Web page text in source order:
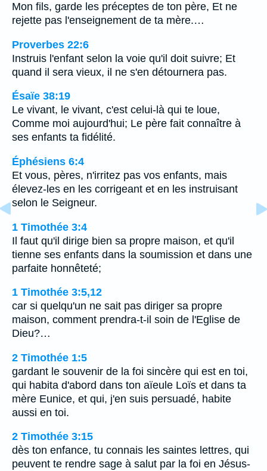
Mon fils, garde les préceptes de ton père, Et ne
rejette pas l'enseignement de ta mère.…
Proverbes 22:6
Instruis l'enfant selon la voie qu'il doit suivre; Et
quand il sera vieux, il ne s'en détournera pas.
Ésaïe 38:19
Le vivant, le vivant, c'est celui-là qui te loue,
Comme moi aujourd'hui; Le père fait connaître à
ses enfants ta fidélité.
Éphésiens 6:4
Et vous, pères, n'irritez pas vos enfants, mais
élevez-les en les corrigeant et en les instruisant
selon le Seigneur.
1 Timothée 3:4
Il faut qu'il dirige bien sa propre maison, et qu'il
tienne ses enfants dans la soumission et dans une
parfaite honnêteté;
1 Timothée 3:5,12
car si quelqu'un ne sait pas diriger sa propre
maison, comment prendra-t-il soin de l'Eglise de
Dieu?…
2 Timothée 1:5
gardant le souvenir de la foi sincère qui est en toi,
qui habita d'abord dans ton aïeule Loïs et dans ta
mère Eunice, et qui, j'en suis persuadé, habite
aussi en toi.
2 Timothée 3:15
dès ton enfance, tu connais les saintes lettres, qui
peuvent te rendre sage à salut par la foi en Jésus-